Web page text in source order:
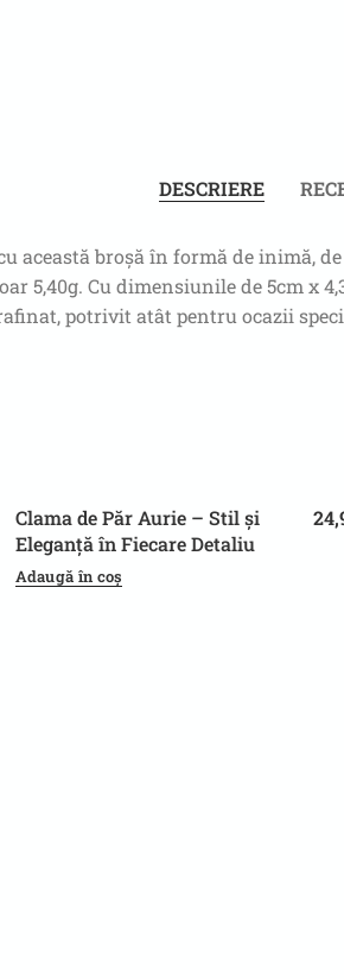
DESCRIERE
această broșă în formă de inimă,
5,40g. Cu dimensiunile de 5cm x
potrivit atât pentru ocazii
Clama de Păr Aurie – Stil și
Eleganță în Fiecare Detaliu
Adaugă în coș